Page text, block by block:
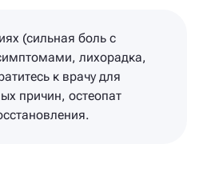
(сильная боль с
лихорадка,
к врачу для
причин, остеопат